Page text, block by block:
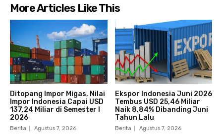
More Articles Like This
Ditopang Impor Migas, Nilai
Impor Indonesia Capai USD
137,24 Miliar di Semester I
2026
Berita Agustus 7, 2026
Ekspor Indonesia Juni 2026
Tembus USD 25,46 Miliar
Naik 8,84% Dibanding Juni
Tahun Lalu
Berita Agustus 7, 2026